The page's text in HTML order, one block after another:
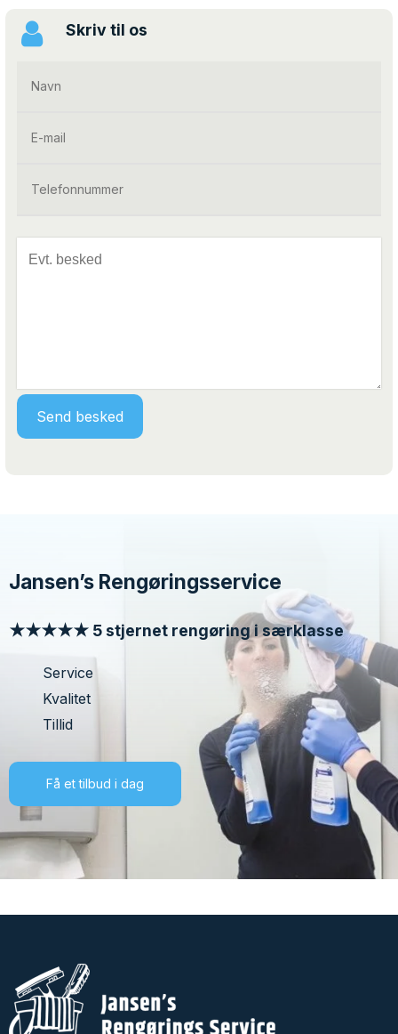
Skriv til os
Jansen’s Rengøringsservice
★★★★★ 5 stjernet rengøring i særklasse
Service
Kvalitet
Tillid
Få et tilbud i dag